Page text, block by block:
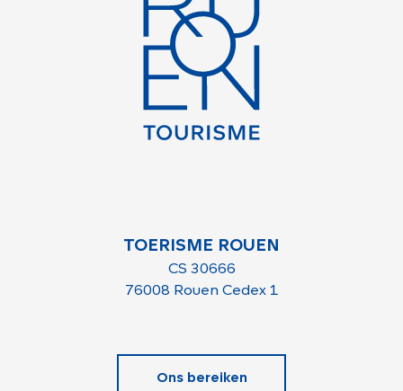
TOERISME ROUEN
CS 30666
76008 Rouen Cedex 1
Ons bereiken